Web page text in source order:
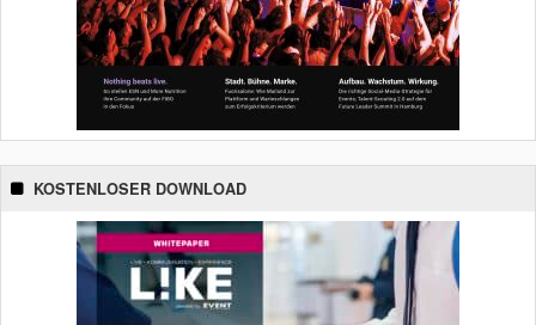
KOSTENLOSER DOWNLOAD